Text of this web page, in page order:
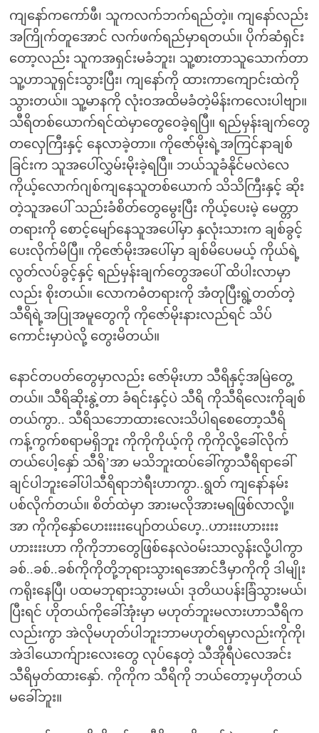
ကျနော်ကကော်ဖီ၊ သူကလက်ဘက်ရည်တဲ့။ ကျနော်လည်း
အကြိုက်တူအောင် လက်ဖက်ရည်မှာရတယ်။ ပိုက်ဆံရှင်း
တော့လည်း သူကအရှင်းမခံဘူး၊ သူ့စားတာသူသောက်တာ
သူ့ဟာသူရှင်းသွားပြီး၊ ကျနော်ကို ထားကာကျောင်းထဲကို
သွားတယ်။ သူ့မာနကို လုံးဝအထိမခံတဲ့မိန်းကလေးပါဗျာ။
သီရိတစ်ယောက်ရင်ထဲမှာတွေဝေခဲ့ရပြီ။ ရည်မှန်းချက်တွေ
တလှေကြီးနှင့် နေလာခဲ့တာ။ ကိုဇော်မိုးရဲ့အကြင်နာချစ်
ခြင်းက သူအပေါ်လွှမ်းမိုးခဲ့ရပြီ။ ဘယ်သူခံနိုင်မလဲလေ
ကိုယ့်လောက်ဂျစ်ကျနေသူတစ်ယောက် သိသိကြီးနှင့် ဆိုး
တဲ့သူအပေါ် သည်းခံစိတ်တွေမွေးပြီး ကိုယ့်ပေးမဲ့ မေတ္တာ
တရားကို စောင့်မျော်နေသူအပေါ်မှာ နှလုံးသားက ချစ်ခွင့်
ပေးလိုက်မိပြီ။ ကိုဇော်မိုးအပေါ်မှာ ချစ်မိပေမယ့် ကိုယ်ရဲ့
လွတ်လပ်ခွင့်နှင့် ရည်မှန်းချက်တွေအပေါ် ထိပါးလာမှာ
လည်း စိုးတယ်။ လောကဓံတရားကို အံတုပြီးရွဲ့တတ်တဲ့
သီရိရဲ့အပြုအမူတွေကို ကိုဇော်မိုးနားလည်ရင် သိပ်
ကောင်းမှာပဲလို့ တွေးမိတယ်။
နောင်တပတ်တွေမှာလည်း ဇော်မိုးဟာ သီရိနှင့်အမြဲတွေ့
တယ်။ သီရိဆိုးနွဲ့တာ ခံရင်းနှင့်ပဲ သီရိ ကိုသီရိလေးကိုချစ်
တယ်ကွာ.. သီရိသဘောထားလေးသိပါရစေတော့သီရိ
ကန့်ကွက်စရာမရှိဘူး ကိုကိုကိုယ့်ကို ကိုကိုလို့ခေါ်လိုက်
တယ်ပေါ့နှော် သီရိ’အာ မသိဘူးထပ်ခေါ်ကွာသီရိရာခေါ်
ချင်ပါဘူးခေါ်ပါသီရိရာဘဲရီးဟာကွာ..ရွတ် ကျနော်နမ်း
ပစ်လိုက်တယ်။ စိတ်ထဲမှာ အားမလိုအားမရဖြစ်လာလို့။
အာ ကိုကိုနှော်ဟေးးးးးပျော်တယ်ဟေ့..ဟားးးဟားးးး
ဟားးးးဟာ ကိုကိုဘာတွေဖြစ်နေလဲဝမ်းသာလွန်းလို့ပါကွာ
ခစ်..ခစ်..ခစ်ကိုကိုတို့ဘုရားသွားရအောင်ဒီမှာကိုကို ဒါမျိုး
ကရိုးနေပြီ၊ ပထမဘုရားသွားမယ်၊ ဒုတိယပန်းခြံသွားမယ်၊
ပြီးရင် ဟိုတယ်ကိုခေါ်အုံးမှာ မဟုတ်ဘူးမလားဟာသီရိက
လည်းကွာ အဲလိုမဟုတ်ပါဘူးဘာမဟုတ်ရမှာလည်းကိုကို၊
အဲဒါယောက်ျားလေးတွေ လုပ်နေတဲ့ သီအိုရီပဲလေအင်း
သီရိမှတ်ထားနှော်. ကိုကိုက သီရိကို ဘယ်တော့မှဟိုတယ်
မခေါ်ဘူး။